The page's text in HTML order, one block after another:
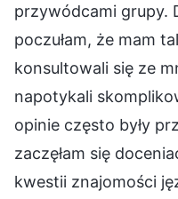
przywódcami grupy.
poczułam, że mam
konsultowali się ze
napotykali
opinie często były
zaczęłam się
kwestii znajomości